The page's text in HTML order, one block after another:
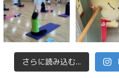
さらに読み込む...